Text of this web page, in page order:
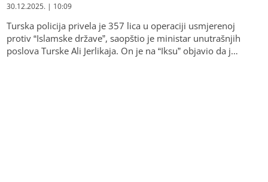
30.12.2025. | 10:09
Turska policija privela je 357 lica u operaciji usmjerenoj
protiv “Islamske države”, saopštio je ministar unutrašnjih
poslova Turske Ali Jerlikaja. On je na “Iksu” objavio da j…